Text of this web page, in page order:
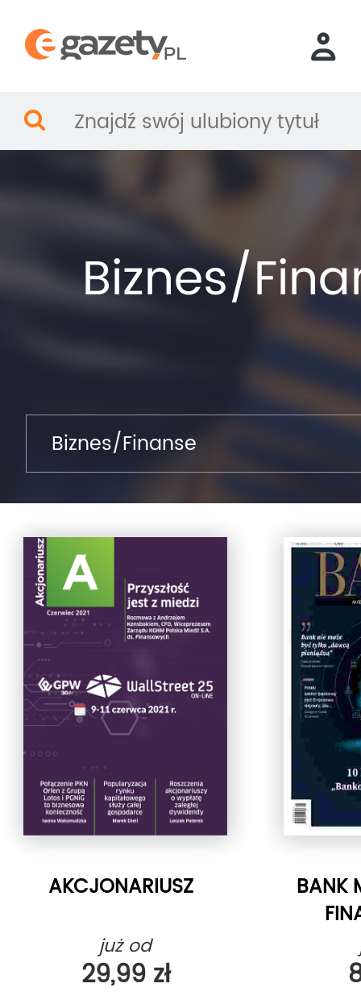
Biznes/
Biznes/Finanse
AKCJONARIUSZ
już od
29,99 zł
BANK